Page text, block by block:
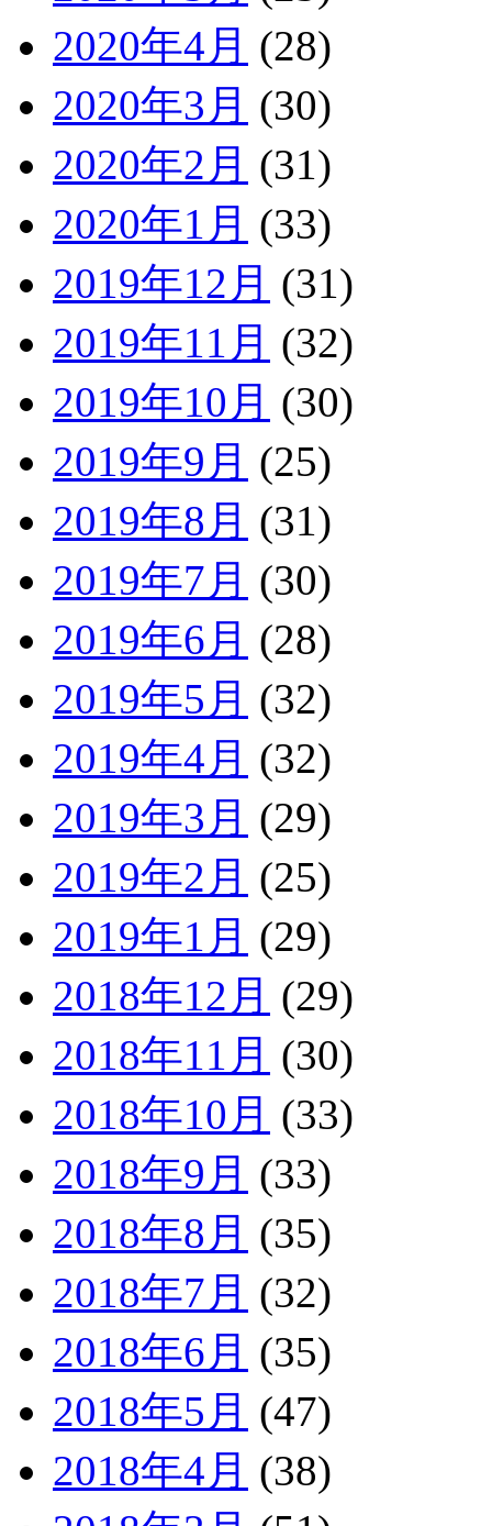
2020年4月 (28)
2020年3月 (30)
2020年2月 (31)
2020年1月 (33)
2019年12月 (31)
2019年11月 (32)
2019年10月 (30)
2019年9月 (25)
2019年8月 (31)
2019年7月 (30)
2019年6月 (28)
2019年5月 (32)
2019年4月 (32)
2019年3月 (29)
2019年2月 (25)
2019年1月 (29)
2018年12月 (29)
2018年11月 (30)
2018年10月 (33)
2018年9月 (33)
2018年8月 (35)
2018年7月 (32)
2018年6月 (35)
2018年5月 (47)
2018年4月 (38)